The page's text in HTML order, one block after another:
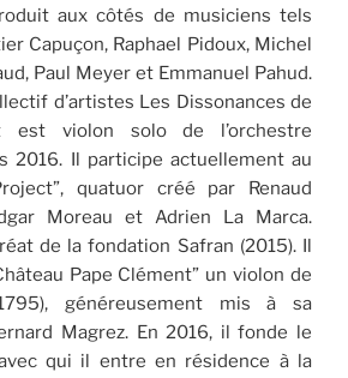
aux côtés de musiciens tels
Capuçon, Raphael Pidoux, Michel
Paul Meyer et Emmanuel Pahud.
d’artistes Les Dissonances de
est violon solo de l’orchestre
2016. Il participe actuellement au
quatuor créé par Renaud
Moreau et Adrien La Marca.
de la fondation Safran (2015). Il
Pape Clément” un violon de
généreusement mis à sa
Magrez. En 2016, il fonde le
qui il entre en résidence à la